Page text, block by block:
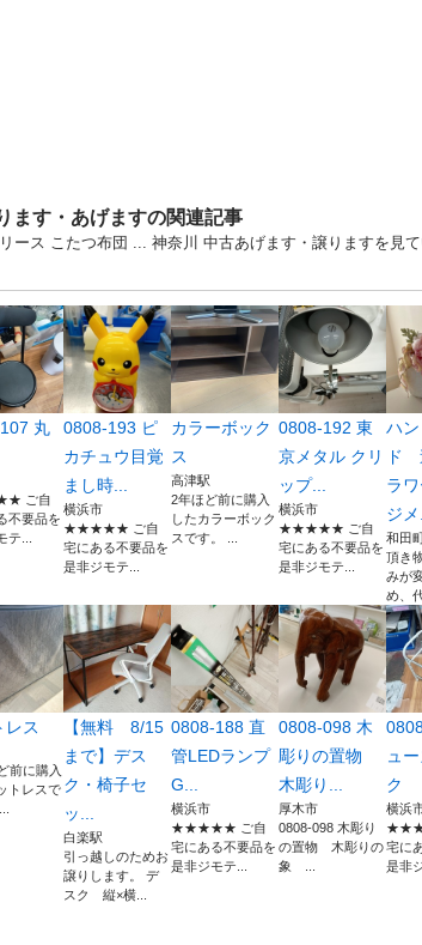
ます・あげますの関連記事
ース こたつ布団 ... 神奈川 中古あげます・譲りますを見
丸
ご自
不要品を
テ...
0808-193 ピ
カチュウ目覚
まし時...
横浜市
★★★★★ ご自
宅にある不要品を
是非ジモテ...
カラーボック
ス
高津駅
2年ほど前に購入
したカラーボック
スです。 ...
0808-192 東
京メタル クリ
ップ...
横浜市
★★★★★ ご自
宅にある不要品を
是非ジモテ...
ハ
ド
ラ
ジメ
和田
頂き
みが
め、
レス
前に購入
トレスで
【無料 8/15
まで】デス
ク・椅子セ
ッ...
白楽駅
引っ越しのためお
譲りします。 デ
スク 縦×横...
0808-188 直
管LEDランプ
G...
横浜市
★★★★★ ご自
宅にある不要品を
是非ジモテ...
0808-098 木
彫りの置物
木彫り...
厚木市
0808-098 木彫り
の置物 木彫りの
象 ...
ュ
ク
横浜
宅に
是非